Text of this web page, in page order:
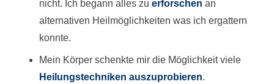
nicht. Ich begann alles zu erforschen an
alternativen Heilmöglichkeiten was ich ergattern
konnte.
Mein Körper schenkte mir die Möglichkeit viele
Heilungstechniken auszuprobieren.